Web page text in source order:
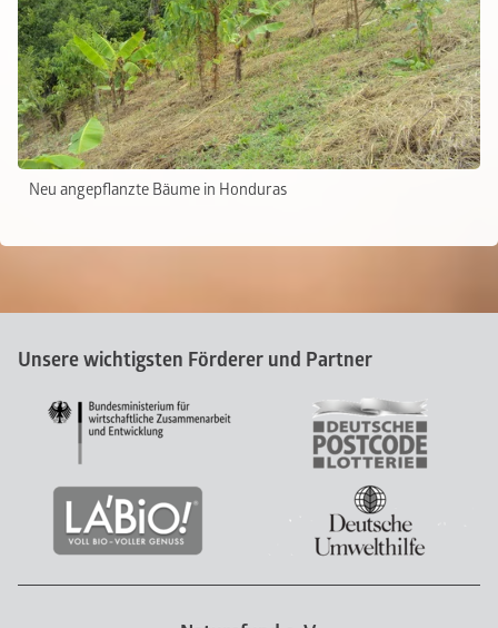
Neu angepflanzte Bäume in Honduras
Unsere wichtigsten Förderer und Partner